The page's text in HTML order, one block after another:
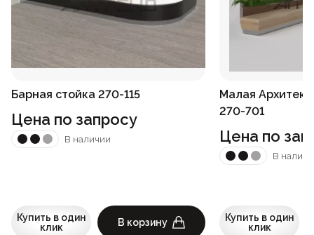
Барная стойка 270-115
Цена по запросу
В наличии
Купить в один
клик
В корзину
Малая
270-701
Цена по
В
Купить в один
клик